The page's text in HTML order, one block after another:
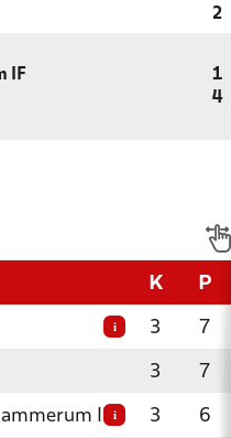
2
IF
1
4
K P
i 3 7
3 7
IF i 3 6